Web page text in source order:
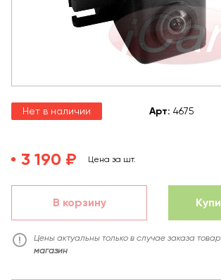
Нет в наличии Арт: 4675
3 190 ₽ Цена за шт.
В корзину
Цены актуальны только в случае заказа
магазин